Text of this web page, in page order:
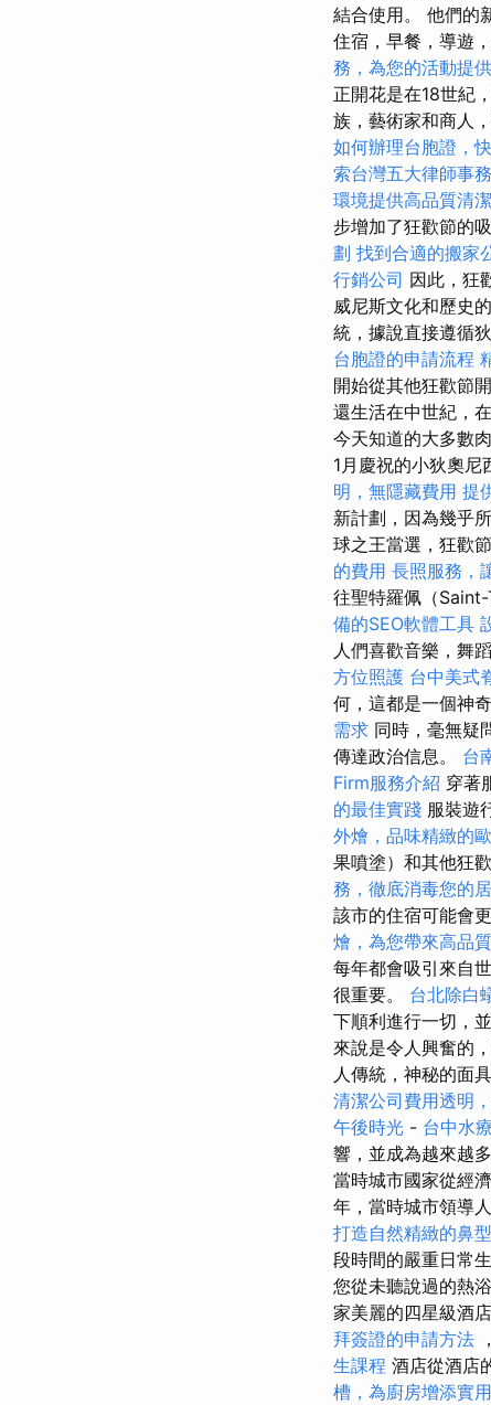
結合使用。 他們的
住宿，早餐，導遊
務，為您的活動提
正開花是在18世紀
族，藝術家和商人
如何辦理台胞證，
索台灣五大律師事
環境提供高品質清潔
步增加了狂歡節的
劃 找到合適的搬家
行銷公司 因此，狂
威尼斯文化和歷史
統，據說直接遵循
台胞證的申請流程
開始從其他狂歡節
還生活在中世紀，
今天知道的大多數
1月慶祝的小狄奧尼
明，無隱藏費用 提
新計劃，因為幾乎
球之王當選，狂歡
的費用 長照服務，
往聖特羅佩（
備的SEO軟體工具
人們喜歡音樂，舞
方位照護 台中美式
何，這都是一個神
需求 同時，毫無疑
傳達政治信息。 台
Firm服務介紹 穿著
的最佳實踐 服裝遊
外燴，品味精緻的
果噴塗）和其他狂
務，徹底消毒您的
該市的住宿可能會
燴，為您帶來高品
每年都會吸引來自
很重要。 台北除白
下順利進行一切，
來說是令人興奮的
人傳統，神秘的面
清潔公司費用透明
午後時光 - 台中水
響，並成為越來越
當時城市國家從經
年，當時城市領導
打造自然精緻的鼻型
段時間的嚴重日常
您從未聽說過的熱
家美麗的四星級酒
拜簽證的申請方法
生課程 酒店從酒店
槽，為廚房增添實